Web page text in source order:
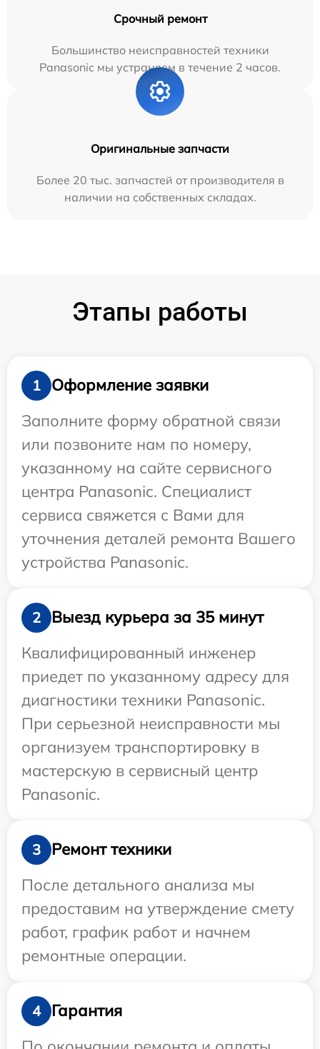
Срочный ремонт
Большинство неисправностей техники
Panasonic мы устраняем в течение 2 часов.
Оригинальные запчасти
Более 20 тыс. запчастей от производителя в
наличии на собственных складах.
Этапы работы
1
Оформление заявки
Заполните форму обратной связи
или позвоните нам по номеру,
указанному на сайте сервисного
центра Panasonic. Специалист
сервиса свяжется с Вами для
уточнения деталей ремонта Вашего
устройства Panasonic.
2
Выезд курьера за 35 минут
Квалифицированный инженер
приедет по указанному адресу для
диагностики техники Panasonic.
При серьезной неисправности мы
организуем транспортировку в
мастерскую в сервисный центр
Panasonic.
3
Ремонт техники
После детального анализа мы
предоставим на утверждение смету
работ, график работ и начнем
ремонтные операции.
4
Гарантия